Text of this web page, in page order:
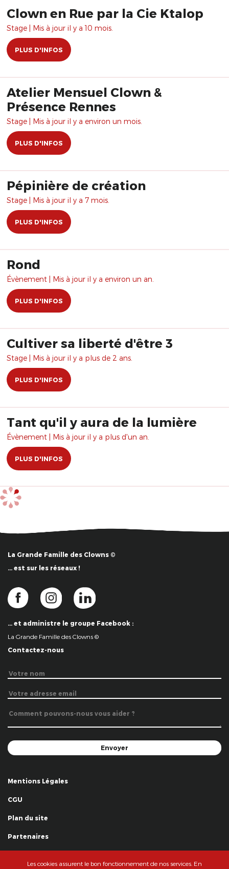
Clown en Rue par la Cie Ktalop
Stage | Mis à jour il y a 10 mois.
PLUS D'INFOS
Atelier Mensuel Clown &
Présence Rennes
Stage | Mis à jour il y a environ un mois.
PLUS D'INFOS
Pépinière de création
Stage | Mis à jour il y a 7 mois.
PLUS D'INFOS
Rond
Évènement | Mis à jour il y a environ un an.
PLUS D'INFOS
Cultiver sa liberté d'être 3
Stage | Mis à jour il y a plus de 2 ans.
PLUS D'INFOS
Tant qu'il y aura de la lumière
Évènement | Mis à jour il y a plus d'un an.
PLUS D'INFOS
La Grande Famille des Clowns ©
… est sur les réseaux !
… et administre le groupe Facebook :
La Grande Famille des Clowns ©
Contactez-nous
Mentions Légales
CGU
Plan du site
Partenaires
Les cookies assurent le bon fonctionnement de nos services. En